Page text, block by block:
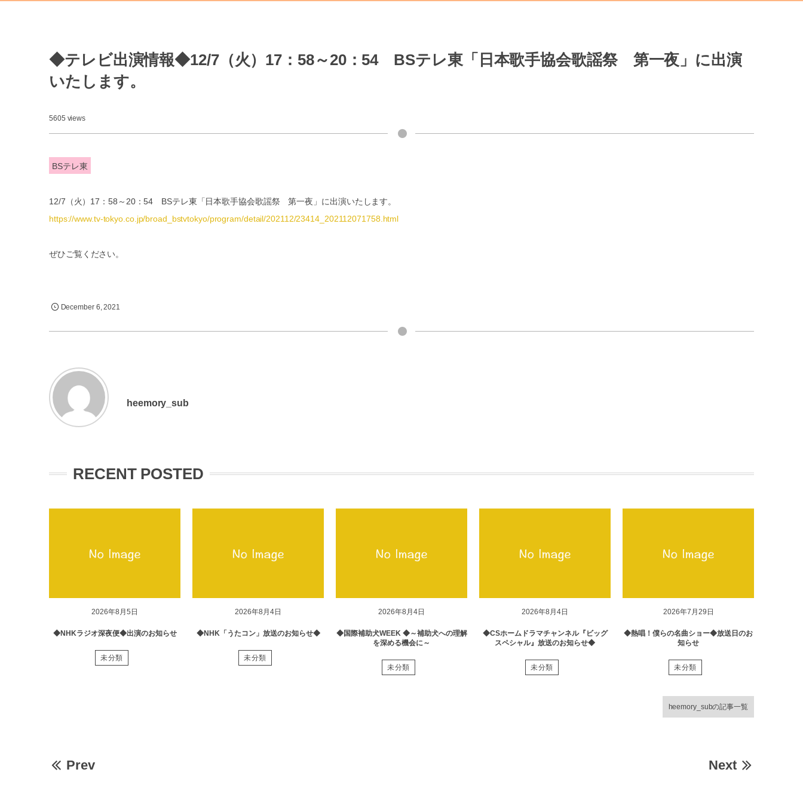
◆テレビ出演情報◆12/7（火）17：58～20：54 BSテレ東「日本歌手協会歌謡祭 第一夜」に出演
いたします。
5605 views
BSテレ東
12/7（火）17：58～20：54 BSテレ東「日本歌手協会歌謡祭 第一夜」に出演いたします。
https://www.tv-tokyo.co.jp/broad_bstvtokyo/program/detail/202112/23414_202112071758.html
ぜひご覧ください。
December 6,2021
heemory_sub
RECENT POSTED
2026年8月5日
◆NHKラジオ深夜便◆出演のお知らせ
未分類
2026年8月4日
◆NHK「うたコン」放送のお知らせ◆
未分類
2026年8月4日
◆国際補助犬WEEK ◆～補助犬への理解
を深める機会に～
未分類
2026年8月4日
◆CSホームドラマチャンネル『ビッグ
スペシャル』放送のお知らせ◆
未分類
2026年7月29日
◆熱唱！僕らの名曲ショー◆放送日のお
知らせ
未分類
heemory_subの記事一覧
Prev Next